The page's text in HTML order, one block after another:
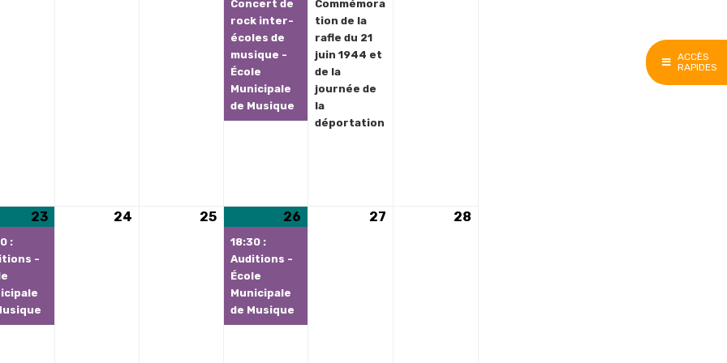
ACCÈS
RAPIDES
Concert de
rock inter-
écoles de
musique -
École
Municipale
de Musique
Commémora
tion de la
rafle du 21
juin 1944 et
de la
journée de
la
déportation
23
:
-
24 25
juin
2026
26
18:30 :
Auditions -
École
Municipale
de Musique
27 28